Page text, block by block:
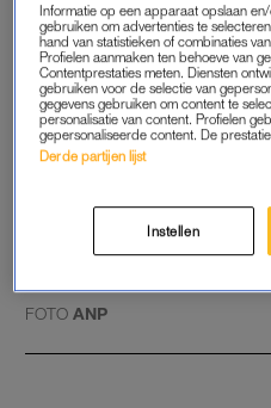
volgen en gewoon normaal de
FOTO ANP
Informatie op een apparaat opslaan
gebruiken om advertenties te
hand van statistieken of combinaties
Profielen aanmaken ten behoeve van
Contentprestaties meten. Diensten
gebruiken voor de selectie van
gegevens gebruiken om content te
personalisatie van content. Profielen
gepersonaliseerde content. De
Derde partijen lijst
Instellen